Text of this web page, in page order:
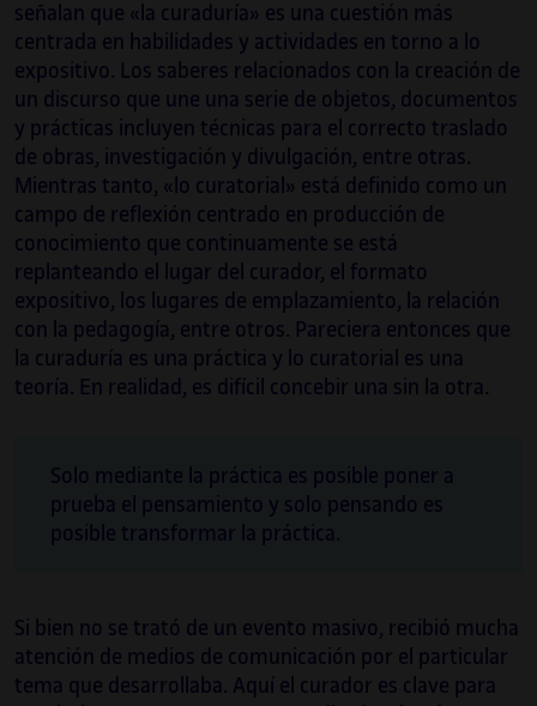
señalan que «la curaduría» es una cuestión más
centrada en habilidades y actividades en torno a lo
expositivo. Los saberes relacionados con la creación de
un discurso que une una serie de objetos, documentos
y prácticas incluyen técnicas para el correcto traslado
de obras, investigación y divulgación, entre otras.
Mientras tanto, «lo curatorial» está definido como un
campo de reflexión centrado en producción de
conocimiento que continuamente se está
replanteando el lugar del curador, el formato
expositivo, los lugares de emplazamiento, la relación
con la pedagogía, entre otros. Pareciera entonces que
la curaduría es una práctica y lo curatorial es una
teoría. En realidad, es difícil concebir una sin la otra.
Solo mediante la práctica es posible poner a
prueba el pensamiento y solo pensando es
posible transformar la práctica.
Si bien no se trató de un evento masivo, recibió mucha
atención de medios de comunicación por el particular
tema que desarrollaba. Aquí el curador es clave para